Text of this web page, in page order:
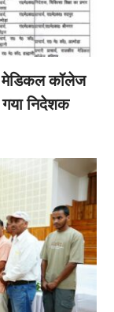
मेडिकल कॉलेज
गया निदेशक